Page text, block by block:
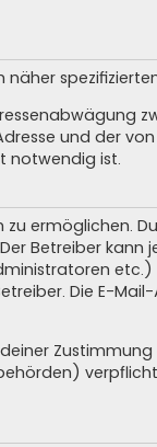
und der
notwendig ist.
ermöglichen.
Betreiber
Die E-